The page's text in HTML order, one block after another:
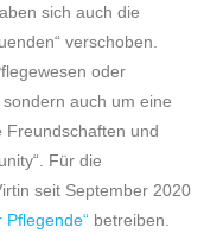
sich auch die
verschoben.
oder
auch um eine
Freundschaften und
Für die
seit September 2020
Pflegende“ betreiben.